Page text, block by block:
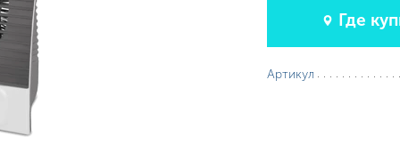
Где
Артикул